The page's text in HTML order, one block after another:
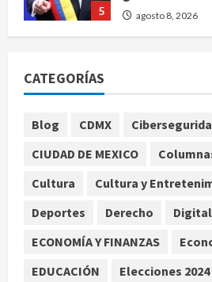
1
México Sub-20
avanza a la
agosto 8, 2026
Defunciones en
pandemia,
CATEGORÍAS
Blog CDMX
CIUDAD DE MEXICO
Cultura
Cultura y
Deportes
Derecho Digital
ECONOMÍA Y FINANZAS
EDUCACIÓN
Elecciones 2024